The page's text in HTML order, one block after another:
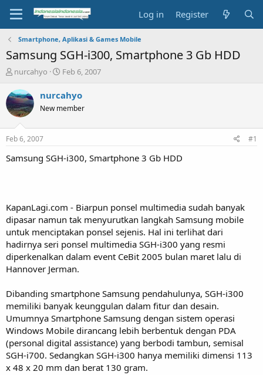
Log in Register
Smartphone, Aplikasi & Games Mobile
Samsung SGH-i300, Smartphone 3 Gb HDD
T
r
e
a
s
t
a
nurcahyo
S
a
t
e
Feb 6, 2007
nurcahyo
New member
Feb 6, 2007 #1
Samsung SGH-i300, Smartphone 3 Gb HDD
KapanLagi.com - Biarpun ponsel multimedia sudah banyak
dipasar namun tak menyurutkan langkah Samsung mobile
untuk menciptakan ponsel sejenis. Hal ini terlihat dari
hadirnya seri ponsel multimedia SGH-i300 yang resmi
diperkenalkan dalam event CeBit 2005 bulan maret lalu di
Hannover Jerman.
Dibanding smartphone Samsung pendahulunya, SGH-i300
memiliki banyak keunggulan dalam fitur dan desain.
Umumnya Smartphone Samsung dengan sistem operasi
Windows Mobile dirancang lebih berbentuk dengan PDA
(personal digital assistance) yang berbodi tambun, semisal
SGH-i700. Sedangkan SGH-i300 hanya memiliki dimensi 113
x 48 x 20 mm dan berat 130 gram.